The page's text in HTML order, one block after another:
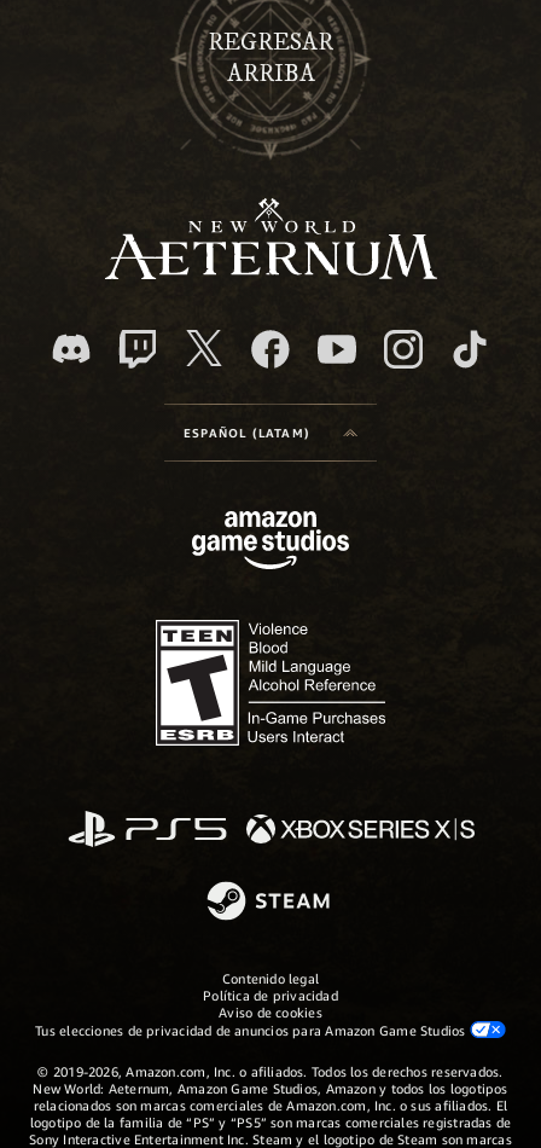
REGRESAR
ARRIBA
ESPAÑOL (LATAM)
Contenido legal
Política de privacidad
Aviso de cookies
Tus elecciones de privacidad de anuncios para Amazon Game Studios
© 2019-2026, Amazon.com, Inc. o afiliados. Todos los derechos reservados.
New World: Aeternum, Amazon Game Studios, Amazon y todos los logotipos
relacionados son marcas comerciales de Amazon.com, Inc. o sus afiliados. El
logotipo de la familia de “PS” y “PS5” son marcas comerciales registradas de
Sony Interactive Entertainment Inc. Steam y el logotipo de Steam son marcas